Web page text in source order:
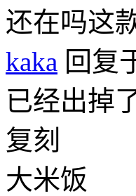
还在吗这
kaka 回复
已经出掉
复刻
大米饭